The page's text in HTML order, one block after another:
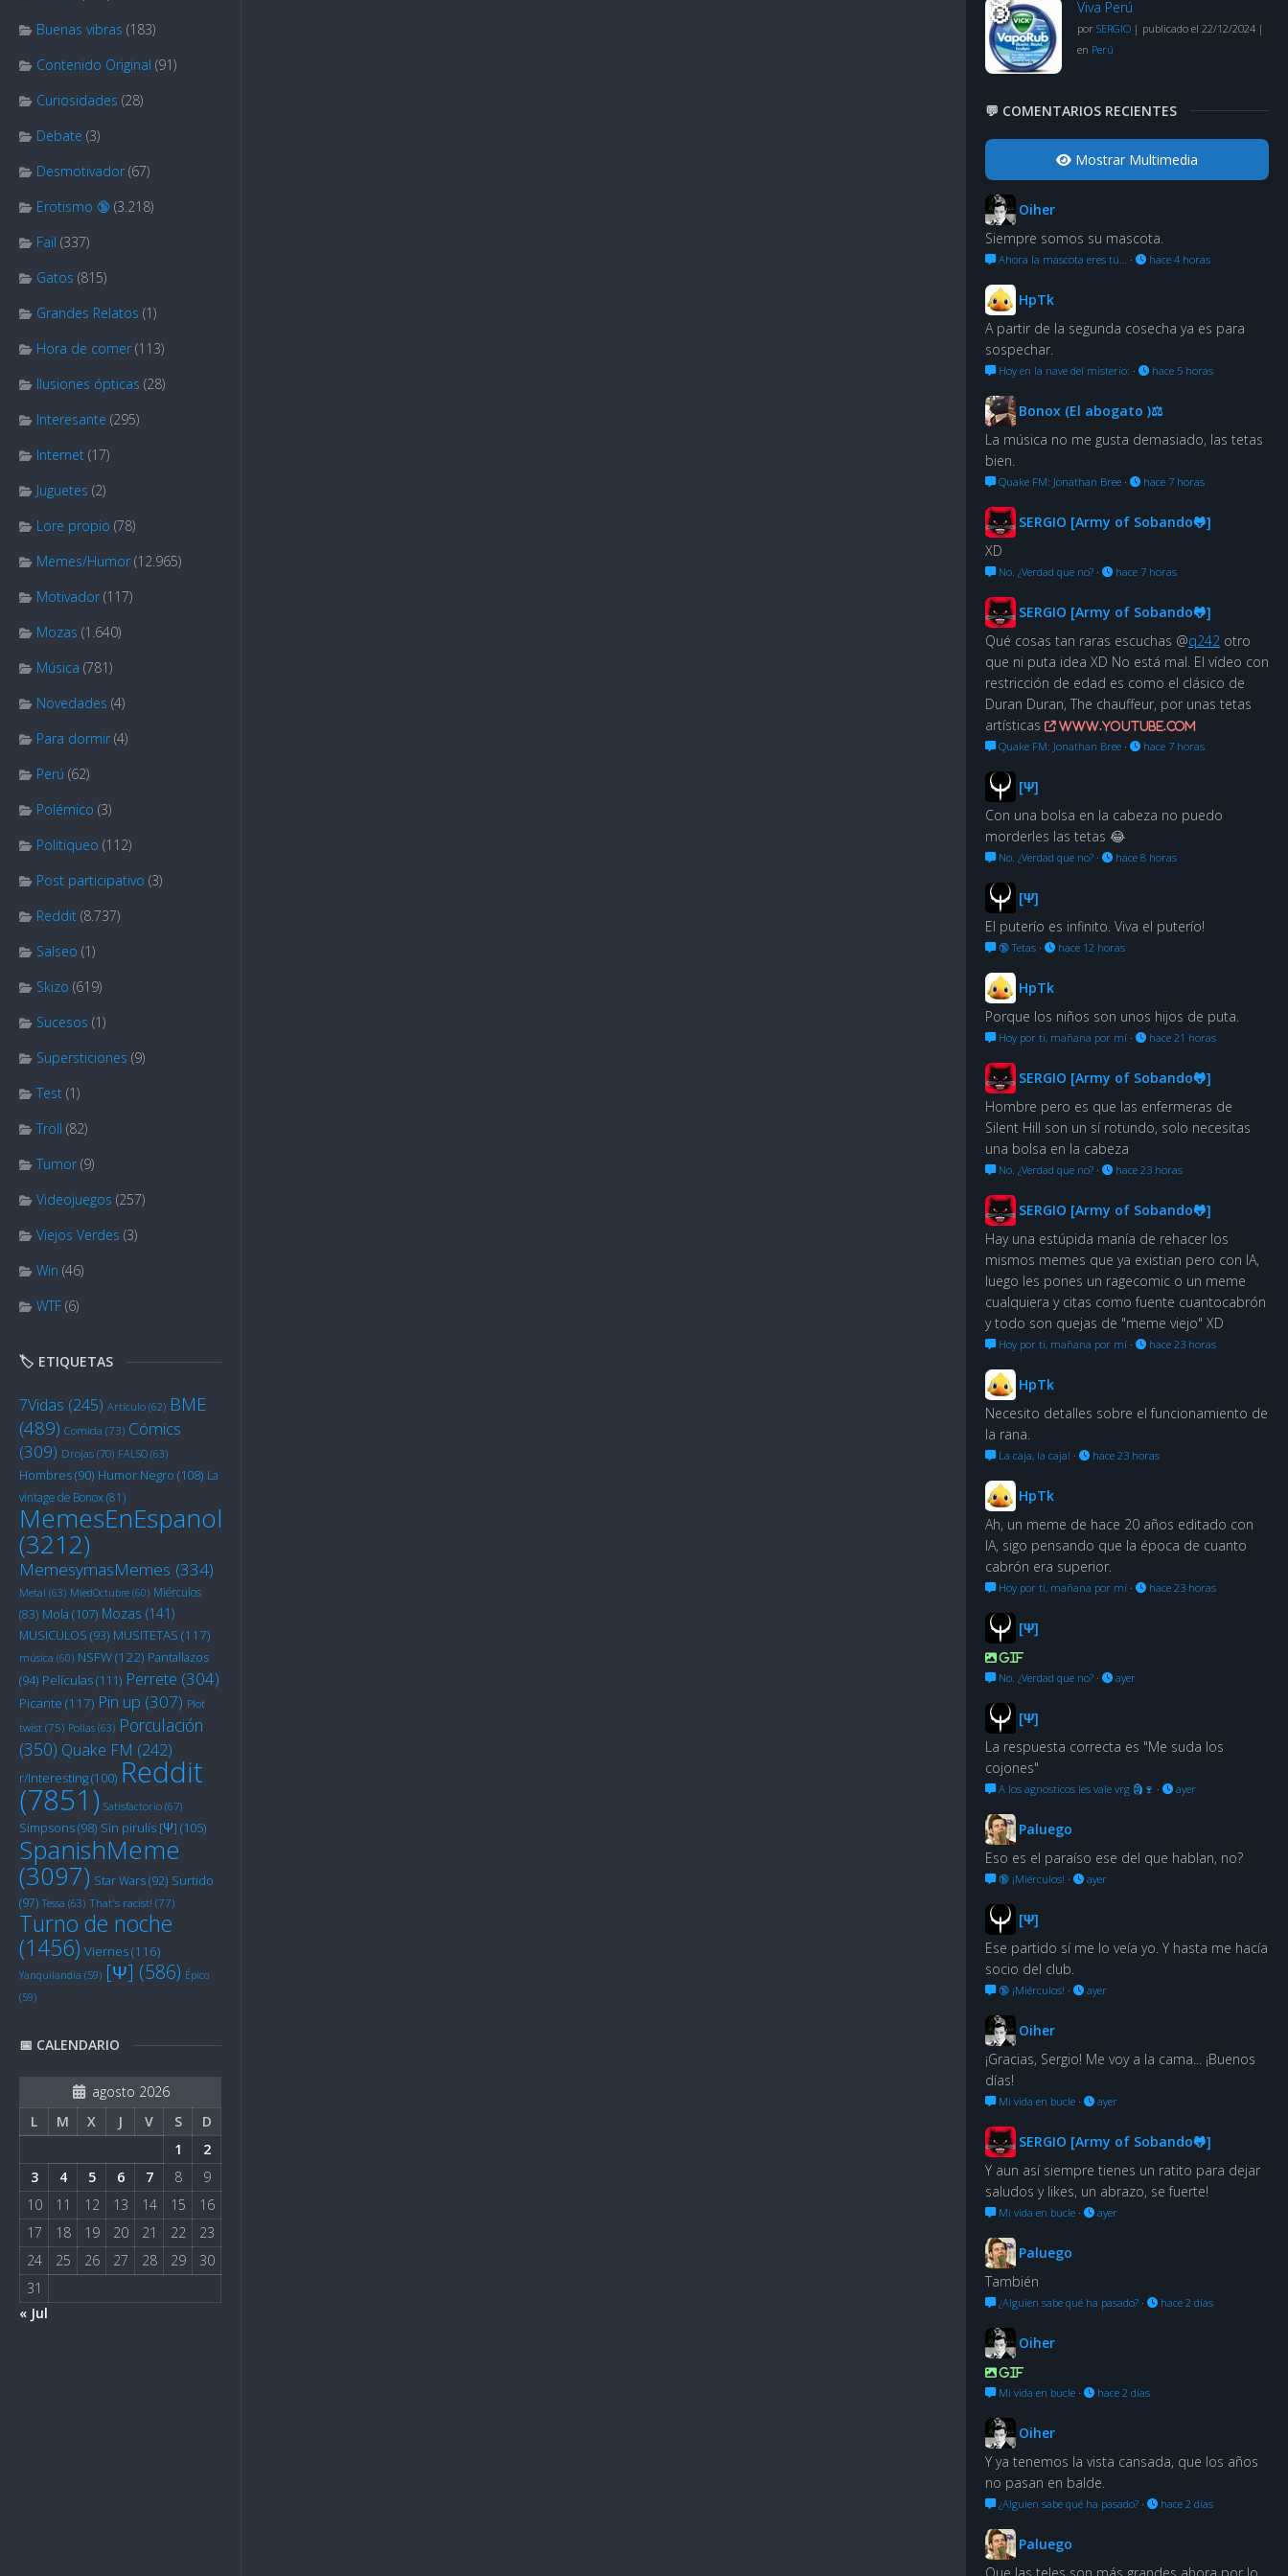
Buenas vibras (183)
Contenido Original (91)
Curiosidades (28)
Debate (3)
Desmotivador (67)
Erotismo 🔞 (3.218)
Fail (337)
Gatos (815)
Grandes Relatos (1)
Hora de comer (113)
Ilusiones ópticas (28)
Interesante (295)
Internet (17)
Juguetes (2)
Lore propio (78)
Memes/Humor (12.965)
Motivador (117)
Mozas (1.640)
Música (781)
Novedades (4)
Para dormir (4)
Perú (62)
Polémico (3)
Politiqueo (112)
Post participativo (3)
Reddit (8.737)
Salseo (1)
Skizo (619)
Sucesos (1)
Supersticiones (9)
Test (1)
Troll (82)
Tumor (9)
Videojuegos (257)
Viejos Verdes (3)
Win (46)
WTF (6)
🏷️ ETIQUETAS
7Vidas (245) Artículo (62) BME
(489) Comida (73) Cómics
(309) Drojas (70) FALSO (63)
Hombres(90) Humor Negro (108) La
vintage de Bonox(81)
MemesEnEspanol
(3212)
MemesymasMemes (334)
Metal (63) MiedOctubre (60) Miérculos
(83) Mola (107) Mozas (141)
MUSICULOS (93) MUSITETAS (117)
música (60) NSFW(122) Pantallazos
(94) Películas(111) Perrete (304)
Picante (117) Pin up (307) Plot
twist (75) Pollas (63) Porculación
(350) Quake FM (242)
r/Interesting(100) Reddit
(7851) Satisfactorio (67)
Simpsons(98) Sin pirulís [Ψ] (105)
SpanishMeme
(3097) Star Wars(92) Surtido
(97) Tessa (63) That's racist! (77)
Turno de noche
(1456) Viernes(116)
Yanquilandia (59) [Ψ] (586) Épico
(59)
📅 CALENDARIO
agosto 2026
L
M X J V S
D
1
2
3
4 5 6 7 8
9
10
11 12 13 14 15
16
17
18 19 20 21 22
23
24
25 26 27 28 29
30
31
« Jul
Viva Perú
por SERGIO | publicado el 22/12/2024 |
en Perú
💬 COMENTARIOS RECIENTES
Mostrar Multimedia
Oiher
Siempre somos su mascota.
Ahora la mascota eres tú… · hace 4 horas
HpTk
A partir de la segunda cosecha ya es para
sospechar.
Hoy en la nave del misterio: · hace 5 horas
Bonox (El abogato )⚖
La música no me gusta demasiado, las tetas
bien.
Quake FM: Jonathan Bree · hace 7 horas
SERGIO [Army of Sobando🐸]
XD
No. ¿Verdad que no? · hace 7 horas
SERGIO [Army of Sobando🐸]
Qué cosas tan raras escuchas @q242 otro
que ni puta idea XD No está mal. El vídeo con
restricción de edad es como el clásico de
Duran Duran, The chauffeur, por unas tetas
artísticas
www.youtube.com
Quake FM: Jonathan Bree · hace 7 horas
[Ψ]
Con una bolsa en la cabeza no puedo
morderles las tetas 😂
No. ¿Verdad que no? · hace 8 horas
[Ψ]
El puterío es infinito. Viva el puterío!
🔞 Tetas · hace 12 horas
HpTk
Porque los niños son unos hijos de puta.
Hoy por ti, mañana por mí · hace 21 horas
SERGIO [Army of Sobando🐸]
Hombre pero es que las enfermeras de
Silent Hill son un sí rotundo, solo necesitas
una bolsa en la cabeza
No. ¿Verdad que no? · hace 23 horas
SERGIO [Army of Sobando🐸]
Hay una estúpida manía de rehacer los
mismos memes que ya existian pero con IA,
luego les pones un ragecomic o un meme
cualquiera y citas como fuente cuantocabrón
y todo son quejas de "meme viejo" XD
Hoy por ti, mañana por mí · hace 23 horas
HpTk
Necesito detalles sobre el funcionamiento de
la rana.
La caja, la caja! · hace 23 horas
HpTk
Ah, un meme de hace 20 años editado con
IA, sigo pensando que la época de cuanto
cabrón era superior.
Hoy por ti, mañana por mí · hace 23 horas
[Ψ]
GIF
No. ¿Verdad que no? · ayer
[Ψ]
La respuesta correcta es "Me suda los
cojones"
A los agnosticos les vale vrg 🗿🍷 · ayer
Paluego
Eso es el paraíso ese del que hablan, no?
🔞 ¡Miérculos! · ayer
[Ψ]
Ese partido sí me lo veía yo. Y hasta me hacía
socio del club.
🔞 ¡Miérculos! · ayer
Oiher
¡Gracias, Sergio! Me voy a la cama... ¡Buenos
días!
Mi vida en bucle · ayer
SERGIO [Army of Sobando🐸]
Y aun así siempre tienes un ratito para dejar
saludos y likes, un abrazo, se fuerte!
Mi vida en bucle · ayer
Paluego
También
¿Alguien sabe qué ha pasado? · hace 2 días
Oiher
GIF
Mi vida en bucle · hace 2 días
Oiher
Y ya tenemos la vista cansada, que los años
no pasan en balde.
¿Alguien sabe qué ha pasado? · hace 2 días
Paluego